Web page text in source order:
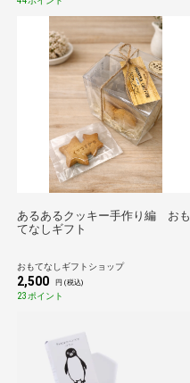
あるあるクッキー手作り編 おも
てなしギフト
おもてなしギフトショップ
2,500 円 (税込)
23ポイント